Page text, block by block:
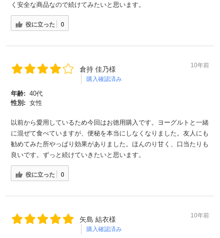
く安全な商品なので続けてみたいと思います。
役に立った 0
倉持 佳乃様
購入確認済み
10年前
年齢: 40代
性別: 女性
以前から愛用しているため今回はお徳用購入です。ヨーグルトと一緒
に混ぜて食べていますが、便秘を本当にしなくなりました。友人にも
勧めてみた所やっぱり効果がありました。ほんのり甘く、口当たりも
良いです。ずっと続けていきたいと思います。
役に立った 0
矢島 結衣様
購入確認済み
10年前